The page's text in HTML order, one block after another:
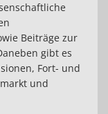
Beiträge zur
gibt es
Fort- und
und